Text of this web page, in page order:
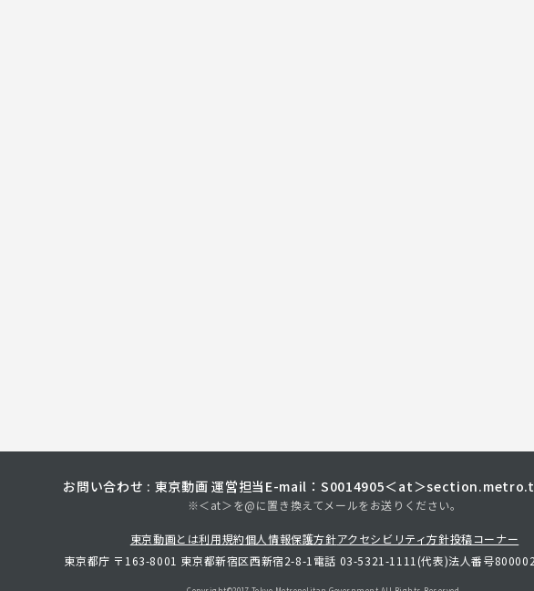
お問い合わせ : 東京動画 運営担当 E-mail：S0014905＜at＞
※＜at＞を@に置き換えてメールをお送りください。
東京動画とは利用規約個人情報保護方針アクセシビリティ方針投稿コーナー
東京都庁 〒163-8001 東京都新宿区西新宿2-8-1 電話 03-5321-1111(代表)法人番号